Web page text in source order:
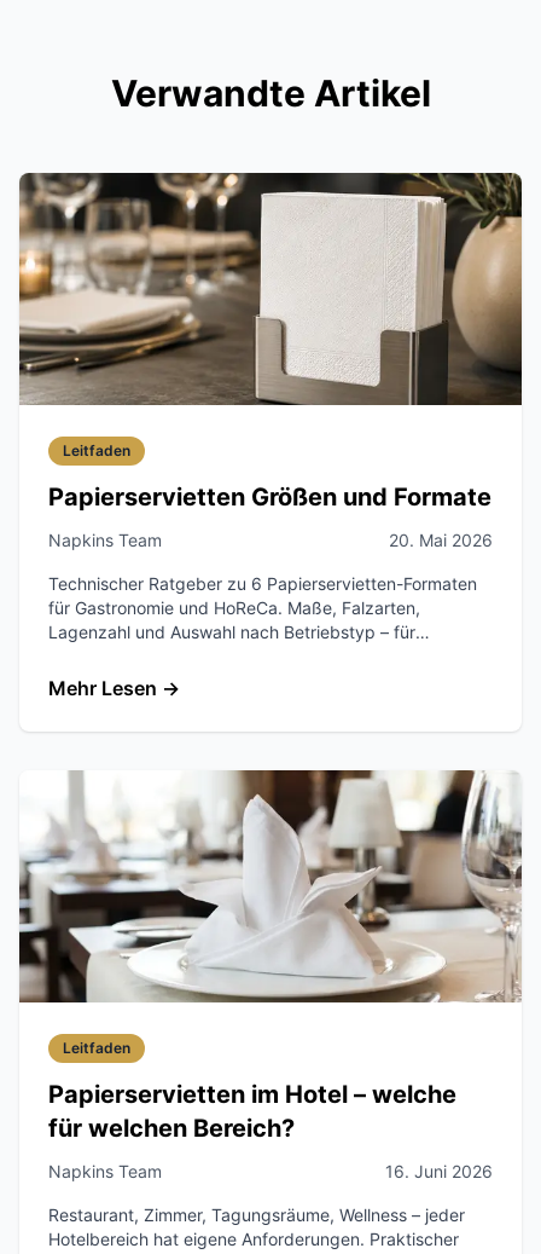
Verwandte Artikel
Leitfaden
Papierservietten Größen und Formate
Napkins Team 20. Mai 2026
Technischer Ratgeber zu 6 Papierservietten-Formaten
für Gastronomie und HoReCa. Maße, Falzarten,
Lagenzahl und Auswahl nach Betriebstyp – für
Mehr Lesen →
Leitfaden
Papierservietten im Hotel – welche
für welchen Bereich?
Napkins Team 16. Juni 2026
Restaurant, Zimmer, Tagungsräume, Wellness – jeder
Hotelbereich hat eigene Anforderungen. Praktischer